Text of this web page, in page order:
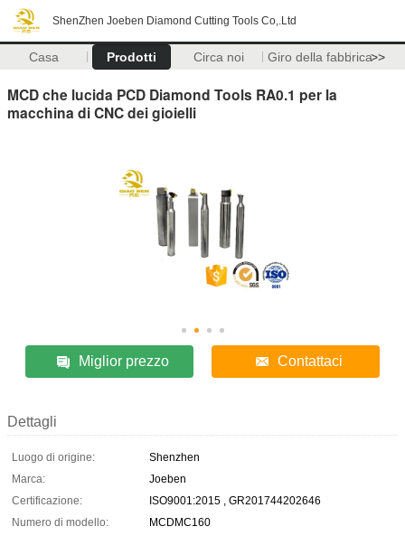
ShenZhen Joeben Diamond Cutting Tools Co,.Ltd
Casa Prodotti Circa noi Giro della fabbrica>>
MCD che lucida PCD Diamond Tools RA0.1 per la
macchina di CNC dei gioielli
Miglior prezzo Contattaci
Dettagli
Luogo di origine:
Shenzhen
Marca:
Joeben
Certificazione:
ISO9001:2015 , GR201744202646
Numero di modello:
MCDMC160